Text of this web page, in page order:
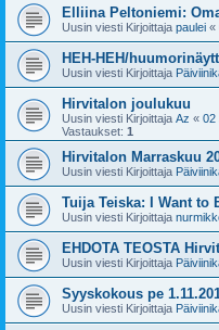
Elliina Peltoniemi:
Uusin viesti Kirjoittaja paulei «
HEH-HEH/
Uusin viesti Kirjoittaja
Hirvitalon joulukuu
Uusin viesti Kirjoittaja Az « 02
Vastaukset: 1
Hirvitalon Marraskuu
Uusin viesti Kirjoittaja
Tuija Teiska: I Want to
Uusin viesti Kirjoittaja
EHDOTA TEOSTA
Uusin viesti Kirjoittaja
Syyskokous pe
Uusin viesti Kirjoittaja